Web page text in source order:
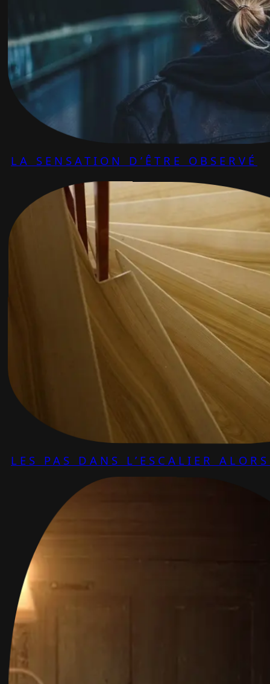
LA SENSATION D’ÊTRE OBSERVÉ
LES PAS DANS L’ESCALIER